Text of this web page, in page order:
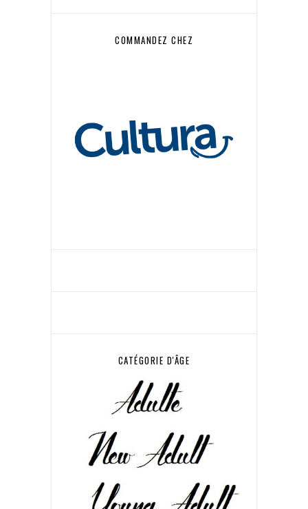
COMMANDEZ CHEZ
CATÉGORIE D'ÂGE